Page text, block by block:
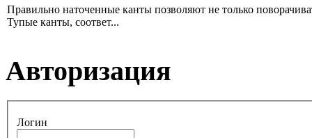
Правильно наточенные канты позволяют не только
Тупые канты, соответ...
Авторизация
Логин